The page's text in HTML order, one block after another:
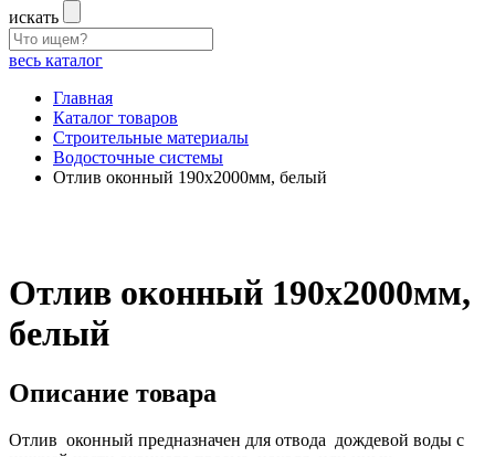
искать
весь каталог
Главная
Каталог товаров
Строительные материалы
Водосточные системы
Отлив оконный 190х2000мм, белый
Отлив оконный 190х2000мм,
белый
Описание товара
Отлив оконный предназначен для отвода дождевой воды с